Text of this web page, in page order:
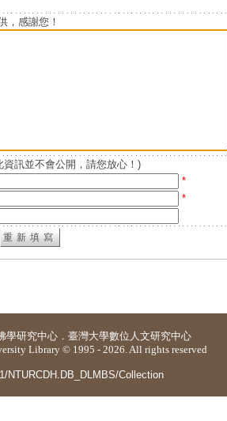
，感謝您！
訊並不會公開，請您放心！)
*
*
學研究中心 ． 臺灣大學數位人文研究中心
Library © 1995 - 2026. All rights reserved
NTURCDH.DB_DLMBS/Collection